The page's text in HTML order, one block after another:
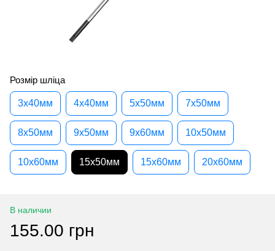
Розмір шліца
3x40мм 4x40мм 5x50мм 7x50мм
8x50мм 9x50мм 9x60мм 10x50мм
10x60мм 15x50мм 15x60мм 20x60мм
В наличии
155.00 грн